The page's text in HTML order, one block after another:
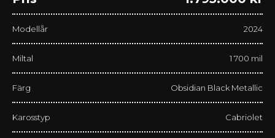
Modellår 2024
Miltal 1 700 mil
Färg Obsidian Black Metallic
Karosstyp Cabriolet